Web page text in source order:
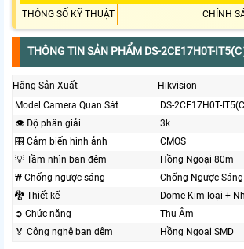
THÔNG SỐ KỸ THUẬT CHÍNH
THÔNG TIN SẢN PHẨM DS-2CE17H0T-IT5(C
Hãng Sản Xuất
Hikvision
Model Camera Quan Sát
DS-2CE17H0T-IT5(C
👁 Độ phân giải
3k
🎛 Cảm biến hình ảnh
CMOS
💡 Tầm nhìn ban đêm
Hồng Ngoại 80m
₩ Chống ngược sáng
Chống Ngược Sáng
🐉️ Thiết kế
Dome Kim loại +
➲ Chức năng
Thu Âm
️🏅️ Công nghệ ban đêm
Hồng Ngoại SMD